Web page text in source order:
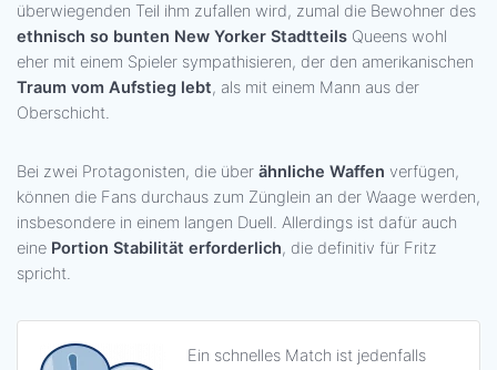
überwiegenden Teil ihm zufallen wird, zumal die Bewohner des
ethnisch so bunten New Yorker Stadtteils Queens wohl
eher mit einem Spieler sympathisieren, der den amerikanischen
Traum vom Aufstieg lebt, als mit einem Mann aus der
Oberschicht.
Bei zwei Protagonisten, die über ähnliche Waffen verfügen,
können die Fans durchaus zum Zünglein an der Waage werden,
insbesondere in einem langen Duell. Allerdings ist dafür auch
eine Portion Stabilität erforderlich, die definitiv für Fritz
spricht.
Ein schnelles Match ist jedenfalls